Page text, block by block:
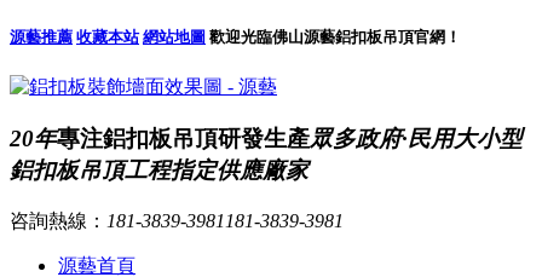
源藝推薦 收藏本站 網站地圖 歡迎光臨佛山源藝鋁扣板吊頂官網！
20年專注鋁扣板吊頂研發生產眾多政府·民用大小型
鋁扣板吊頂工程指定供應廠家
咨詢熱線： 181-3839-3981 181-3839-3981
源藝首頁